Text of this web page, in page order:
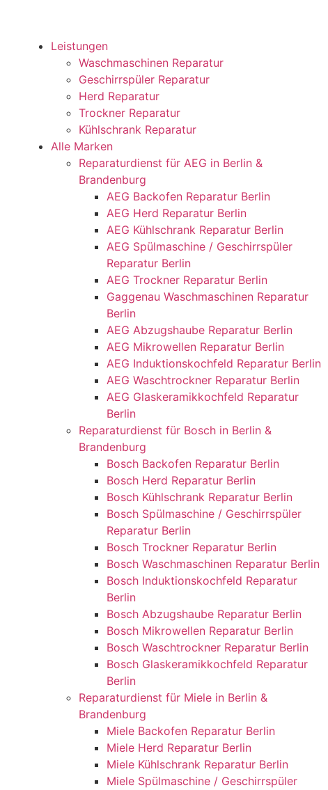
Leistungen
Waschmaschinen Reparatur
Geschirrspüler Reparatur
Herd Reparatur
Trockner Reparatur
Kühlschrank Reparatur
Alle Marken
Reparaturdienst für AEG in Berlin &
Brandenburg
AEG Backofen Reparatur Berlin
AEG Herd Reparatur Berlin
AEG Kühlschrank Reparatur Berlin
AEG Spülmaschine / Geschirrspüler
Reparatur Berlin
AEG Trockner Reparatur Berlin
Gaggenau Waschmaschinen Reparatur
Berlin
AEG Abzugshaube Reparatur Berlin
AEG Mikrowellen Reparatur Berlin
AEG Induktionskochfeld Reparatur Berlin
AEG Waschtrockner Reparatur Berlin
AEG Glaskeramikkochfeld Reparatur
Berlin
Reparaturdienst für Bosch in Berlin &
Brandenburg
Bosch Backofen Reparatur Berlin
Bosch Herd Reparatur Berlin
Bosch Kühlschrank Reparatur Berlin
Bosch Spülmaschine / Geschirrspüler
Reparatur Berlin
Bosch Trockner Reparatur Berlin
Bosch Waschmaschinen Reparatur Berlin
Bosch Induktionskochfeld Reparatur
Berlin
Bosch Abzugshaube Reparatur Berlin
Bosch Mikrowellen Reparatur Berlin
Bosch Waschtrockner Reparatur Berlin
Bosch Glaskeramikkochfeld Reparatur
Berlin
Reparaturdienst für Miele in Berlin &
Brandenburg
Miele Backofen Reparatur Berlin
Miele Herd Reparatur Berlin
Miele Kühlschrank Reparatur Berlin
Miele Spülmaschine / Geschirrspüler